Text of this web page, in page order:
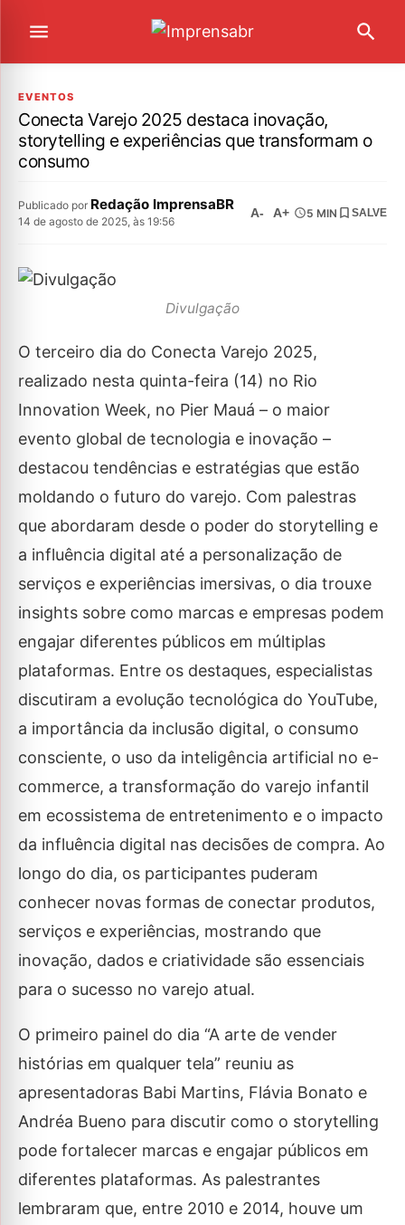
EVENTOS
Conecta Varejo 2025 destaca inovação,
storytelling e experiências que transformam o
consumo
Publicado por Redação ImprensaBR
14 de agosto de 2025, às 19:56
A- A+ 5 MIN SALVE
Divulgação
O terceiro dia do Conecta Varejo 2025,
realizado nesta quinta-feira (14) no Rio
Innovation Week, no Pier Mauá – o maior
evento global de tecnologia e inovação –
destacou tendências e estratégias que estão
moldando o futuro do varejo. Com palestras
que abordaram desde o poder do storytelling e
a influência digital até a personalização de
serviços e experiências imersivas, o dia trouxe
insights sobre como marcas e empresas podem
engajar diferentes públicos em múltiplas
plataformas. Entre os destaques, especialistas
discutiram a evolução tecnológica do YouTube,
a importância da inclusão digital, o consumo
consciente, o uso da inteligência artificial no e-
commerce, a transformação do varejo infantil
em ecossistema de entretenimento e o impacto
da influência digital nas decisões de compra. Ao
longo do dia, os participantes puderam
conhecer novas formas de conectar produtos,
serviços e experiências, mostrando que
inovação, dados e criatividade são essenciais
para o sucesso no varejo atual.
O primeiro painel do dia “A arte de vender
histórias em qualquer tela” reuniu as
apresentadoras Babi Martins, Flávia Bonato e
Andréa Bueno para discutir como o storytelling
pode fortalecer marcas e engajar públicos em
diferentes plataformas. As palestrantes
lembraram que, entre 2010 e 2014, houve um